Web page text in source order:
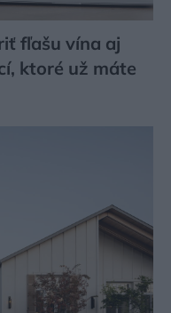
fľašu vína aj
ktoré už máte